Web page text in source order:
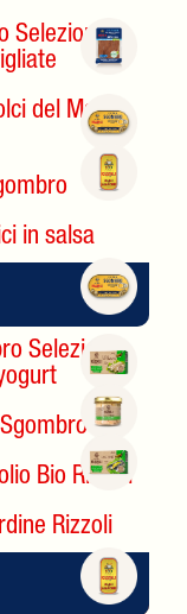
Selezione
del Mar
in salsa
Selezione
Bio Rizzoli
Rizzoli